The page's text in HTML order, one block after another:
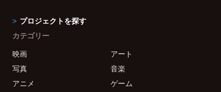
プロジェクトを探す
カテゴリー
映画
アート
写真
音楽
アニメ
ゲーム